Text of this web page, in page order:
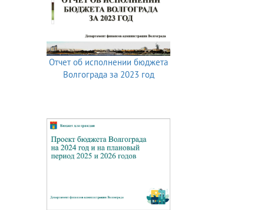
Отчет об исполнении бюджета
Волгограда за 2023 год